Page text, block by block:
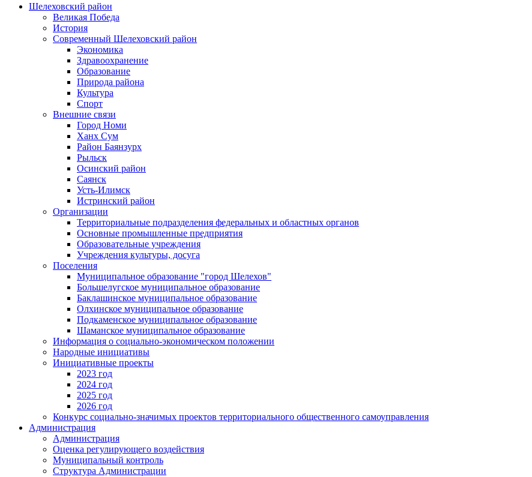
Шелеховский район
Великая Победа
История
Современный Шелеховский район
Экономика
Здравоохранение
Образование
Природа района
Культура
Спорт
Внешние связи
Город Номи
Ханх Сум
Район Баянзурх
Рыльск
Осинский район
Саянск
Усть-Илимск
Истринский район
Организации
Территориальные подразделения федеральных и областных органов
Основные промышленные предприятия
Образовательные учреждения
Учреждения культуры, досуга
Поселения
Муниципальное образование "город Шелехов"
Большелугское муниципальное образование
Баклашинское муниципальное образование
Олхинское муниципальное образование
Подкаменское муниципальное образование
Шаманское муниципальное образование
Информация о социально-экономическом положении
Народные инициативы
Инициативные проекты
2023 год
2024 год
2025 год
2026 год
Конкурс социально-значимых проектов территориального общественного самоуправления
Администрация
Администрация
Оценка регулирующего воздействия
Муниципальный контроль
Структура Администрации